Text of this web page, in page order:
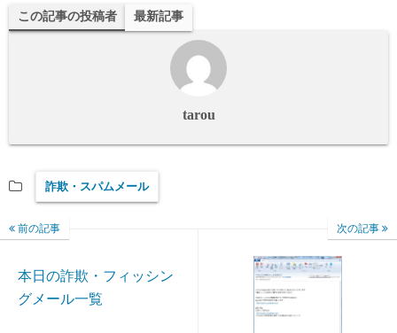
この記事の投稿者 最新記事
tarou
詐欺・スパムメール
前の記事
本日の詐欺・フィッシン
グメール一覧
次の記事